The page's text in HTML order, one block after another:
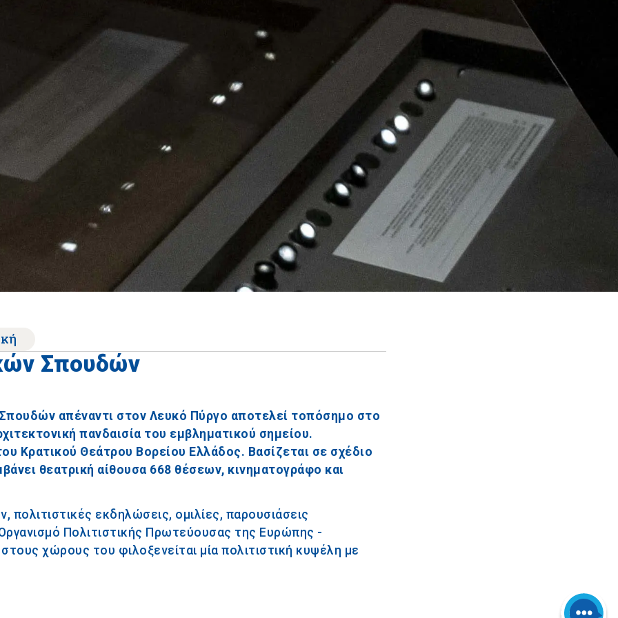
Σπουδών
απέναντι στον Λευκό Πύργο αποτελεί τοπόσημο στο
πανδαισία του εμβληματικού σημείου.
Κρατικού Θεάτρου Βορείου Ελλάδος. Βασίζεται σε σχέδιο
θεατρική αίθουσα 668 θέσεων, κινηματογράφο και
πολιτιστικές εκδηλώσεις, ομιλίες, παρουσιάσεις
Πολιτιστικής Πρωτεύουσας της Ευρώπης -
χώρους του φιλοξενείται μία πολιτιστική κυψέλη με